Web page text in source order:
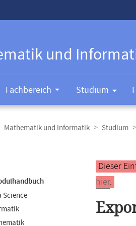
und
Fachbereich Studium
Mathematik und Informatik Studium
Science
Hauptinhalt
Dieser
hier.